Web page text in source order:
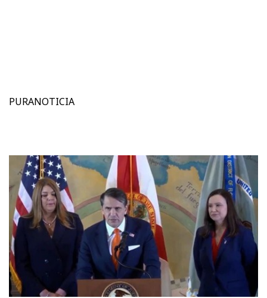
PURANOTICIA